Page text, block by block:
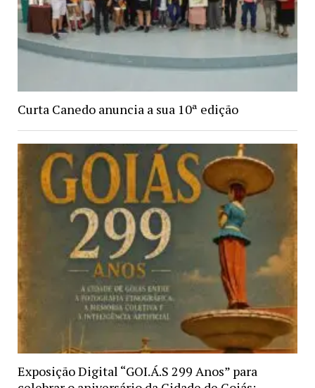
Curta Canedo anuncia a sua 10ª edição
Exposição Digital “GOI.Á.S 299 Anos” para